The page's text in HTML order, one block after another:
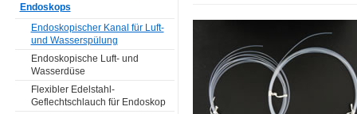
Endoskops
Endoskopischer Kanal für Luft-
und Wasserspülung
Endoskopische Luft- und
Wasserdüse
Flexibler Edelstahl-
Geflechtschlauch für Endoskop